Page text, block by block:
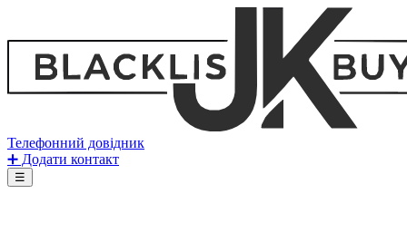
Телефонний довідник
➕ Додати контакт
☰